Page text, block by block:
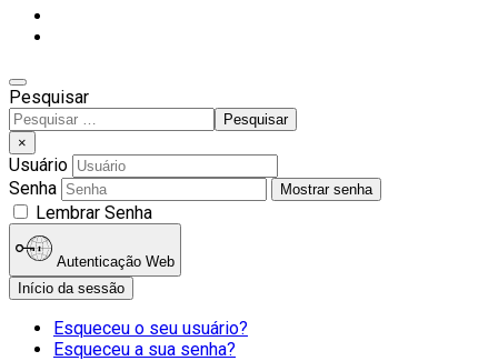
Pesquisar
Type 2 or more characters
for results.
Pesquisar
×
Usuário
Senha
Mostrar senha
Lembrar Senha
Autenticação Web
Início da sessão
Esqueceu o seu usuário?
Esqueceu a sua senha?